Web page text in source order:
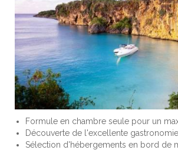
Formule en chambre seule pour un
Découverte de l'excellente gastronomie
Sélection d'hébergements en bord de